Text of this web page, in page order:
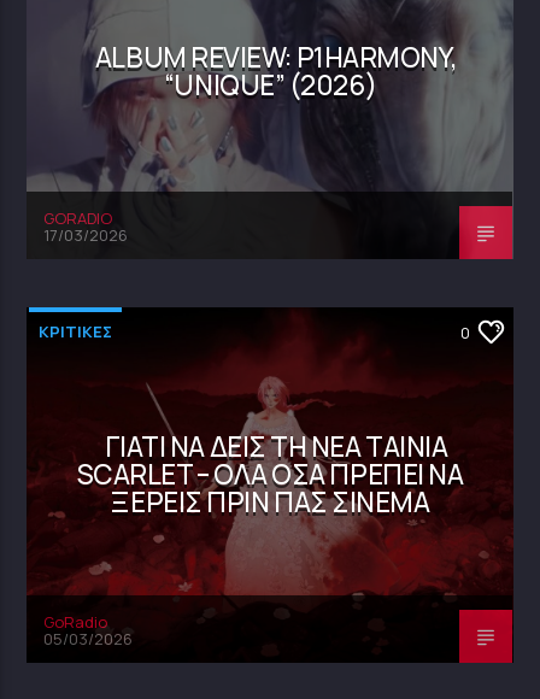
ALBUM REVIEW: P1HARMONY,
“UNIQUE” (2026)
GORADIO
17/03/2026
ΚΡΙΤΙΚΕΣ 0
ΓΙΑΤΊ ΝΑ ΔΕΙΣ ΤΗ ΝΈΑ ΤΑΙΝΊΑ
SCARLET – ΌΛΑ ΌΣΑ ΠΡΈΠΕΙ ΝΑ
ΞΈΡΕΙΣ ΠΡΙΝ ΠΑΣ ΣΙΝΕΜΆ
GoRadio
05/03/2026